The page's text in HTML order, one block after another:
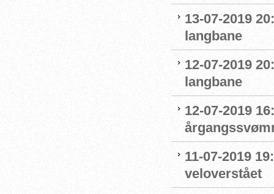
13-07-2019
langbane
12-07-2019
langbane
12-07-2019
11-07-2019
veloverstået